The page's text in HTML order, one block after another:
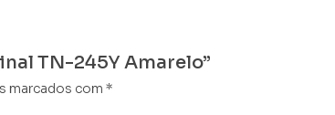
TN-245Y Amarelo”
marcados com *